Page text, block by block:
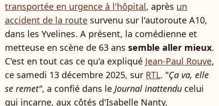
transportée en urgence à l'hôpital, après un
accident de la route survenu sur l'autoroute A10,
dans les Yvelines. A présent, la comédienne et
metteuse en scène de 63 ans semble aller mieux.
C'est en tout cas ce qu'a expliqué Jean-Paul Rouve,
ce samedi 13 décembre 2025, sur RTL. "Ça va, elle
se remet", a confié dans le Journal inattendu celui
qui incarne, aux côtés d'Isabelle Nanty,